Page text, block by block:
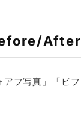
After
フ写真」「ビフ